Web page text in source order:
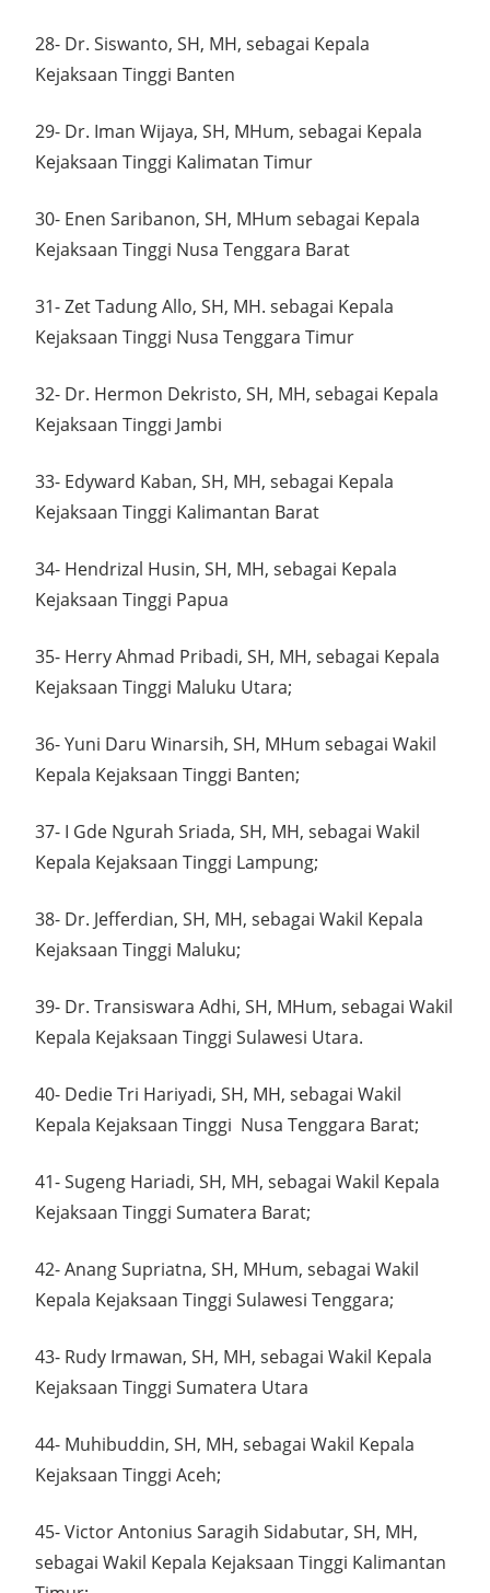
28- Dr. Siswanto, SH, MH, sebagai Kepala
Kejaksaan Tinggi Banten
29- Dr. Iman Wijaya, SH, MHum, sebagai Kepala
Kejaksaan Tinggi Kalimatan Timur
30- Enen Saribanon, SH, MHum sebagai Kepala
Kejaksaan Tinggi Nusa Tenggara Barat
31- Zet Tadung Allo, SH, MH. sebagai Kepala
Kejaksaan Tinggi Nusa Tenggara Timur
32- Dr. Hermon Dekristo, SH, MH, sebagai Kepala
Kejaksaan Tinggi Jambi
33- Edyward Kaban, SH, MH, sebagai Kepala
Kejaksaan Tinggi Kalimantan Barat
34- Hendrizal Husin, SH, MH, sebagai Kepala
Kejaksaan Tinggi Papua
35- Herry Ahmad Pribadi, SH, MH, sebagai Kepala
Kejaksaan Tinggi Maluku Utara;
36- Yuni Daru Winarsih, SH, MHum sebagai Wakil
Kepala Kejaksaan Tinggi Banten;
37- I Gde Ngurah Sriada, SH, MH, sebagai Wakil
Kepala Kejaksaan Tinggi Lampung;
38- Dr. Jefferdian, SH, MH, sebagai Wakil Kepala
Kejaksaan Tinggi Maluku;
39- Dr. Transiswara Adhi, SH, MHum, sebagai Wakil
Kepala Kejaksaan Tinggi Sulawesi Utara.
40- Dedie Tri Hariyadi, SH, MH, sebagai Wakil
Kepala Kejaksaan Tinggi Nusa Tenggara Barat;
41- Sugeng Hariadi, SH, MH, sebagai Wakil Kepala
Kejaksaan Tinggi Sumatera Barat;
42- Anang Supriatna, SH, MHum, sebagai Wakil
Kepala Kejaksaan Tinggi Sulawesi Tenggara;
43- Rudy Irmawan, SH, MH, sebagai Wakil Kepala
Kejaksaan Tinggi Sumatera Utara
44- Muhibuddin, SH, MH, sebagai Wakil Kepala
Kejaksaan Tinggi Aceh;
45- Victor Antonius Saragih Sidabutar, SH, MH,
sebagai Wakil Kepala Kejaksaan Tinggi Kalimantan